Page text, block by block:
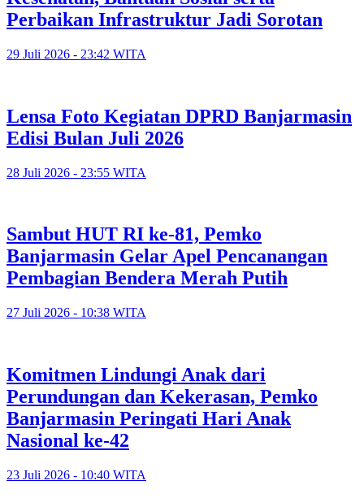
Perbaikan Infrastruktur Jadi Sorotan
29 Juli 2026 - 23:42 WITA
Lensa Foto Kegiatan DPRD Banjarmasin
Edisi Bulan Juli 2026
28 Juli 2026 - 23:55 WITA
Sambut HUT RI ke-81, Pemko
Banjarmasin Gelar Apel Pencanangan
Pembagian Bendera Merah Putih
27 Juli 2026 - 10:38 WITA
Komitmen Lindungi Anak dari
Perundungan dan Kekerasan, Pemko
Banjarmasin Peringati Hari Anak
Nasional ke-42
23 Juli 2026 - 10:40 WITA